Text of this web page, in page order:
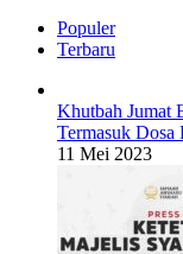
Populer
Terbaru
Khutbah Jumat
Termasuk Dosa
11 Mei 2023